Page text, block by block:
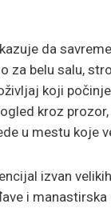
da
za belu salu,
koji
kroz
u mestu koje
izvan
i